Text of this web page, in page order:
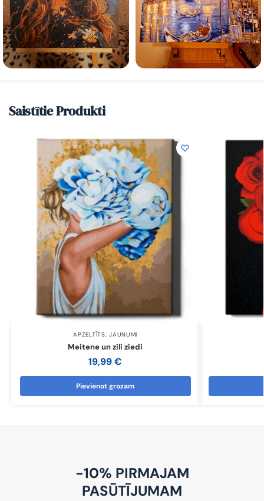
Saistītie Produkti
APZELTĪTS,JAUNUMI
Meitene un zili ziedi
19,99€
Pievienot grozam
-10% PIRMAJAM
PASŪTĪJUMAM